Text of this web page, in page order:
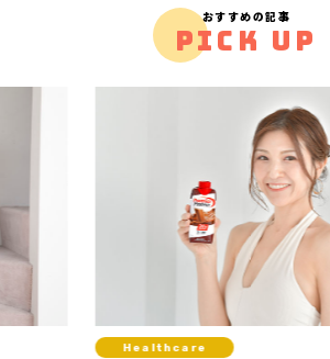
おすすめの記事
PICK UP
Healthcare